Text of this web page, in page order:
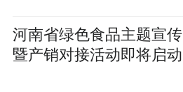
河南省绿色食品主题宣传
暨产销对接活动即将启动